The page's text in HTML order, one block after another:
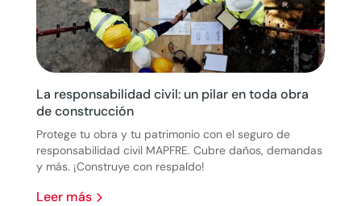
La responsabilidad civil: un pilar en toda obra
de construcción
Protege tu obra y tu patrimonio con el seguro de
responsabilidad civil MAPFRE. Cubre daños, demandas
y más. ¡Construye con respaldo!
leer más